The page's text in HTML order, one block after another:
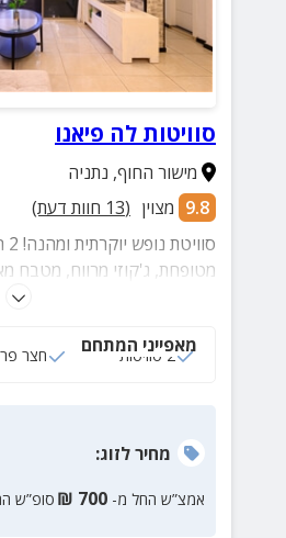
סוויטות לה פיאנו
מישור החוף, נתניה
9.8 מצוין (
13 חוות דעת)
מטופחת, ג'קוזי מרווח, מטבח
נטפליקס, תאורה רומנטית,
מאפייני המתחם
2 סוויטות חצר
מחירלזוג:
אמצ”ש החל מ- 700
₪ סופ”ש